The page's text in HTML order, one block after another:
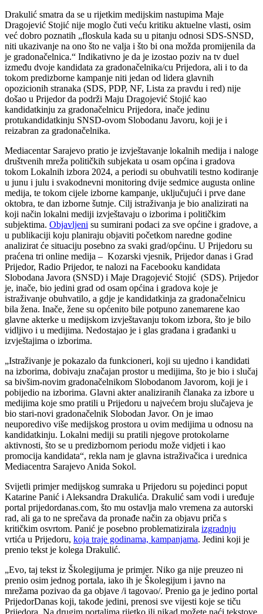
Drakulić smatra da se u rijetkim medijskim nastupima Maje
Dragojević Stojić nije moglo čuti veću kritiku aktuelne vlasti, osim
već dobro poznatih „floskula kada su u pitanju odnosi SDS-SNSD,
niti ukazivanje na ono što ne valja i što bi ona možda promijenila da
je gradonačelnica.“ Indikativno je da je izostao poziv na tv duel
između dvoje kandidata za gradonačelnika/cu Prijedora, ali i to da
tokom predizborne kampanje niti jedan od lidera glavnih
opozicionih stranaka (SDS, PDP, NF, Lista za pravdu i red) nije
došao u Prijedor da podrži Maju Dragojević Stojić kao
kandidatkinju za gradonačelnicu Prijedora, inače jedinu
protukandidatkinju SNSD-ovom Slobodanu Javoru, koji je i
reizabran za gradonačelnika.
Mediacentar Sarajevo pratio je izvještavanje lokalnih medija i naloge
društvenih mreža političkih subjekata u osam općina i gradova
tokom Lokalnih izbora 2024, a periodi su obuhvatili testno kodiranje
u junu i julu i svakodnevni monitoring dvije sedmice augusta online
medija, te tokom cijele izborne kampanje, uključujući i prve dane
oktobra, te dan izborne šutnje. Cilj istraživanja je bio analizirati na
koji način lokalni mediji izvještavaju o izborima i političkim
subjektima. Objavljeni su sumirani podaci za sve općine i gradove, a
u publikaciji koju planiraju objaviti početkom naredne godine
analizirat će situaciju posebno za svaki grad/općinu. U Prijedoru su
praćena tri online medija – Kozarski vjesnik, Prijedor danas i Grad
Prijedor, Radio Prijedor, te nalozi na Facebooku kandidata
Slobodana Javora (SNSD) i Maje Dragojević Stojić (SDS). Prijedor
je, inače, bio jedini grad od osam općina i gradova koje je
istraživanje obuhvatilo, a gdje je kandidatkinja za gradonačelnicu
bila žena. Inače, žene su općenito bile potpuno zanemarene kao
glavne akterke u medijskom izvještavanju tokom izbora, što je bilo
vidljivo i u medijima. Nedostajao je i glas građana i građanki u
izvještajima o izborima.
„Istraživanje je pokazalo da funkcioneri, koji su ujedno i kandidati
na izborima, dobivaju značajan prostor u medijima, što je bio i slučaj
sa bivšim-novim gradonačelnikom Slobodanom Javorom, koji je i
pobijedio na izborima. Glavni akter analiziranih članaka za izbore u
medijima koje smo pratili u Prijedoru u najvećem broju slučajeva je
bio stari-novi gradonačelnik Slobodan Javor. On je imao
neuporedivo više medijskog prostora u ovim medijima u odnosu na
kandidatkinju. Lokalni mediji su pratili njegove protokolarne
aktivnosti, što se u predizbornom periodu može vidjeti i kao
promocija kandidata“, rekla nam je glavna istraživačica i urednica
Mediacentra Sarajevo Anida Sokol.
Svijetli primjer medijskog sumraka u Prijedoru su pojedinci poput
Katarine Panić i Aleksandra Drakulića. Drakulić sam vodi i uređuje
portal prijedordanas.com, što mu ostavlja malo vremena za autorski
rad, ali ga to ne sprečava da pronađe način za objavu priča s
kritičkim osvrtom. Panić je posebno problematizirala izgradnju
vrtića u Prijedoru, koja traje godinama, kampanjama. Jedini koji je
prenio tekst je kolega Drakulić.
„Evo, taj tekst iz Školegijuma je primjer. Niko ga nije preuzeo ni
prenio osim jednog portala, iako ih je Školegijum i javno na
mrežama pozivao da ga objave /i tagovao/. Prenio ga je jedino portal
PrijedorDanas koji, takođe jedini, prenosi sve vijesti koje se tiču
Prijedora. Na drugim portalima rijetko ili nikad možete naći tekstove